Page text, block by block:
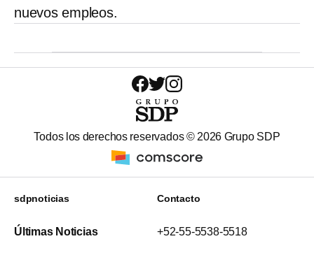
nuevos empleos.
Todos los derechos reservados © 2026 Grupo SDP
sdpnoticias
Últimas Noticias
Contacto
+52-55-5538-5518